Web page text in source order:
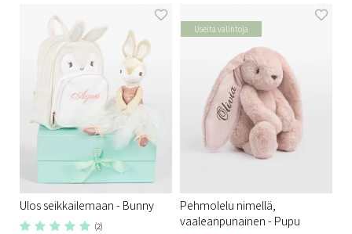
Ulos seikkailemaan - Bunny
(2)
Useita valintoja
Pehmolelu nimellä,
vaaleanpunainen - Pupu